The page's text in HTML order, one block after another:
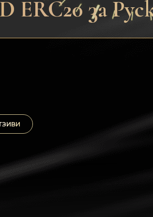
ERC20 за